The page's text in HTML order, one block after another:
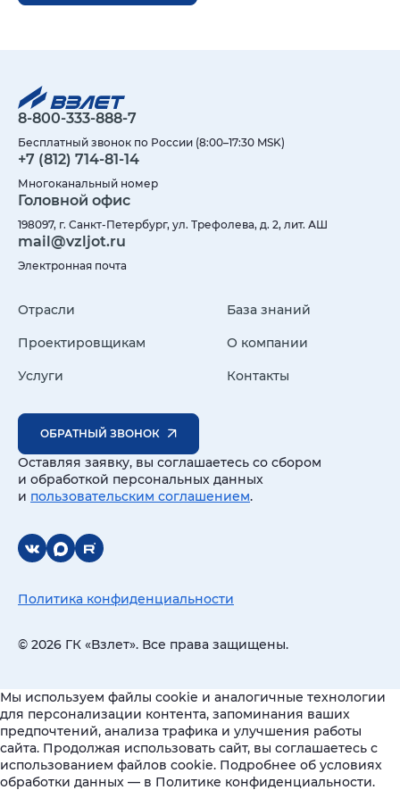
8-800-333-888-7
Бесплатный звонок по России (8:00–17:30 MSK)
+7 (812) 714-81-14
Многоканальный номер
Головной офис
198097, г. Санкт-Петербург, ул. Трефолева, д. 2, лит. АШ
mail@vzljot.ru
Электронная почта
Отрасли
Проектировщикам
Услуги
База знаний
О компании
Контакты
ОБРАТНЫЙ ЗВОНОК
Оставляя заявку, вы соглашаетесь со сбором
и обработкой персональных данных
и пользовательским соглашением.
© 2026 ГК «Взлет». Все права защищены.
Политика конфиденциальности
Мы используем файлы cookie и аналогичные технологии
для персонализации контента, запоминания ваших
предпочтений, анализа трафика и улучшения работы
сайта. Продолжая использовать сайт, вы соглашаетесь с
использованием файлов cookie. Подробнее об условиях
обработки данных — в Политике конфиденциальности.